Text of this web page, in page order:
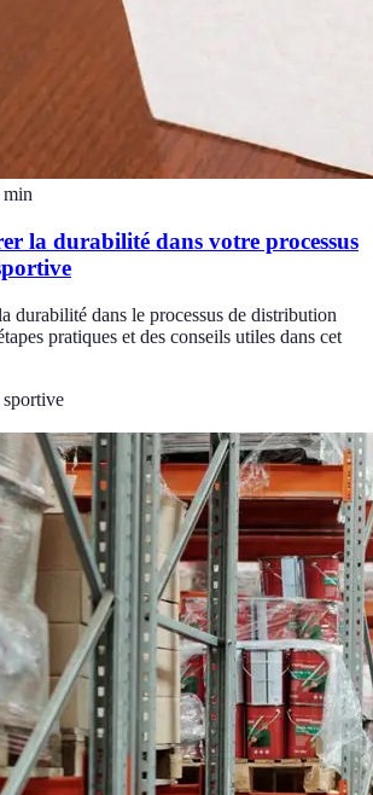
min
la durabilité dans votre processus
durabilité dans le processus de distribution
pratiques et des conseils utiles dans cet